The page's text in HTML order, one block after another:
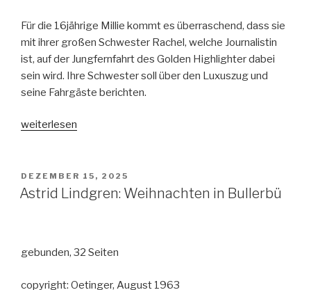
Für die 16jährige Millie kommt es überraschend, dass sie
mit ihrer großen Schwester Rachel, welche Journalistin
ist, auf der Jungfernfahrt des Golden Highlighter dabei
sein wird. Ihre Schwester soll über den Luxuszug und
seine Fahrgäste berichten.
„Alexandra
Nächster
Halt:
Weihnachtskrimi“
weiterlesen
VERÖFFENTLICHT
AM
DEZEMBER 15, 2025
Astrid Lindgren: Weihnachten in Bullerbü
gebunden, 32 Seiten
copyright: Oetinger, August 1963